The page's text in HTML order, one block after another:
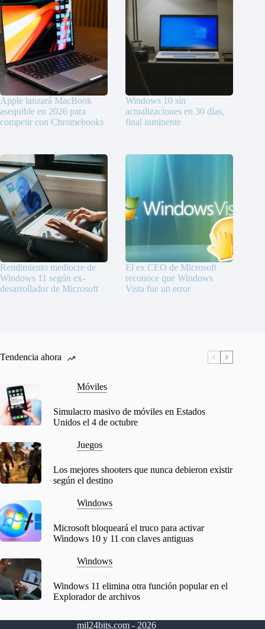
Apple lanzará MacBook
asequible en 2026 para
competir con Chromebooks
Windows 10 sin
actualizaciones en 30 días,
final inminente
Rendimiento mediocre de
Windows 11 según ex-
desarrollador de Microsoft
El ex CEO de Microsoft
reconoce que Windows
Vista fue un error
Tendencia ahora
Móviles
Simulacro masivo de móviles en Estados
Unidos el 4 de octubre
Juegos
Los mejores shooters que nunca debieron existir
según el destino
Windows
Microsoft bloqueará el truco para activar
Windows 10 y 11 con claves antiguas
Windows
Windows 11 elimina otra función popular en el
Explorador de archivos
mil24bits.com - 2026